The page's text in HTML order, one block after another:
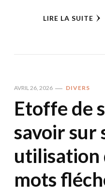
LIRE LA SUITE
AVRIL 26, 2026 DIVERS
Etoffe de
savoir sur
utilisation
mots